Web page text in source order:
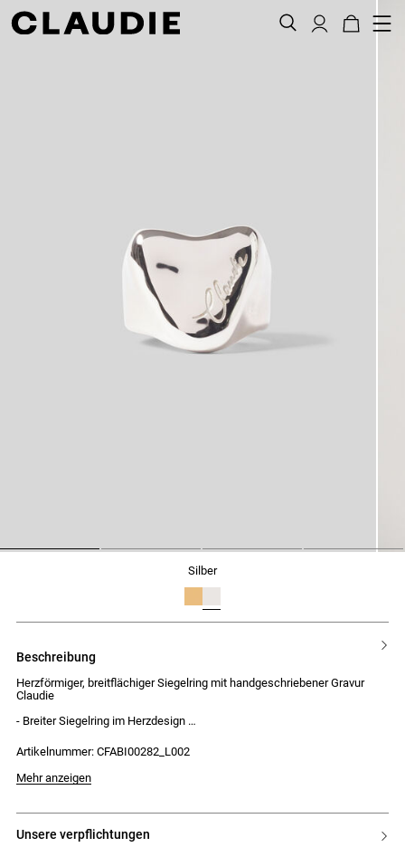
silber
beschreibung
Herzförmiger, breitflächiger Siegelring mit handgeschriebener Gravur
Claudie
- Breiter Siegelring im Herzdesign
- Gehämmerte Oberfläche
Artikelnummer: CFABI00282_L002
Mehr anzeigen
unsere verpflichtungen